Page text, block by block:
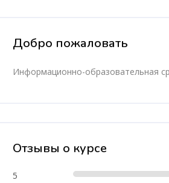
Добро пожаловать
Информационно-образовательная
Отзывы о курсе
5